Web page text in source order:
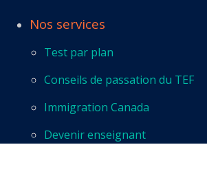
Nos services
Test par plan
Conseils de passation du TEF
Immigration Canada
Devenir enseignant